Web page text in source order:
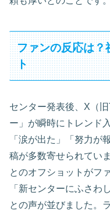
ファンの反応は？
ト
センター発表後、X（
ー」が瞬時にトレンド
「涙が出た」「努力が
稿が多数寄せられてい
とのオフショットがフ
「新センターにふさわ
との声が並びました。